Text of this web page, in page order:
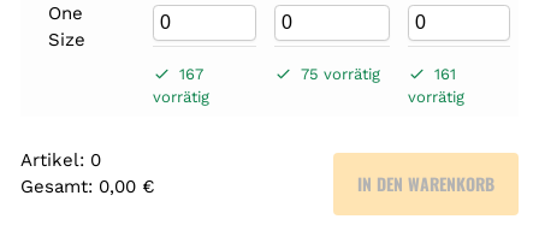
One
Size
167
vorrätig
75 vorrätig
161
vorrätig
Artikel: 0
Gesamt: 0,00 €
IN DEN WARENKORB